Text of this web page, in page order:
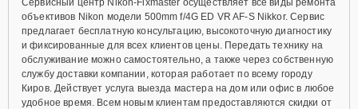
объективов Nikon модели 500mm f/4G ED VR AF-S Nikkor. Сервис
предлагает бесплатную консультацию, высокоточную диагностику
и фиксированные для всех клиентов цены. Передать технику на
обслуживание можно самостоятельно, а также через собственную
службу доставки компании, которая работает по всему городу
Киров. Действует услуга выезда мастера на дом или офис в любое
удобное время. Всем новым клиентам предоставляются скидки от